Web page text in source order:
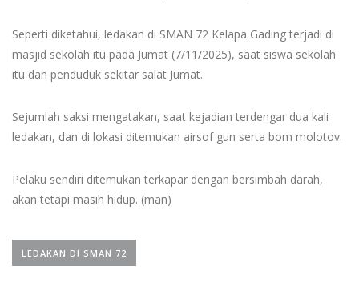
Seperti diketahui, ledakan di SMAN 72 Kelapa Gading terjadi di
masjid sekolah itu pada Jumat (7/11/2025), saat siswa sekolah
itu dan penduduk sekitar salat Jumat.
Sejumlah saksi mengatakan, saat kejadian terdengar dua kali
ledakan, dan di lokasi ditemukan airsof gun serta bom molotov.
Pelaku sendiri ditemukan terkapar dengan bersimbah darah,
akan tetapi masih hidup. (man)
LEDAKAN DI SMAN 72